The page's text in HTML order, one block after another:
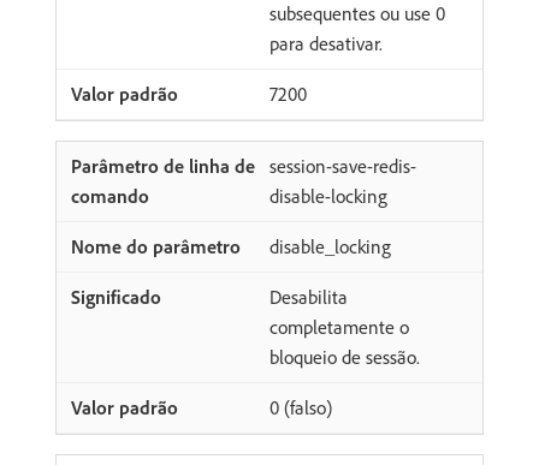
subsequentes ou use 0
para desativar.
7200
session-save-redis-
disable-locking
disable_locking
Desabilita
completamente o
bloqueio de sessão.
0 (falso)